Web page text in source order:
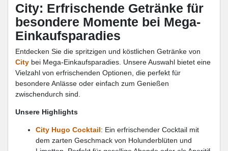
City: Erfrischende Getränke für
besondere Momente bei Mega-
Einkaufsparadies
Entdecken Sie die spritzigen und köstlichen Getränke von
City bei Mega-Einkaufsparadies. Unsere Auswahl bietet eine
Vielzahl von erfrischenden Optionen, die perfekt für
besondere Anlässe oder einfach zum Genießen
zwischendurch sind.
Unsere Highlights
City Hugo Cocktail: Ein erfrischender Cocktail mit
dem zarten Geschmack von Holunderblüten und